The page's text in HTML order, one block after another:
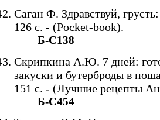
Саган Ф. Здравствуй,
126 с. - (Pocket-book).
Б-С138
Скрипкина А.Ю. 7 дней:
закуски и бутерброды в
151 с. - (Лучшие рецепты
Б-С454